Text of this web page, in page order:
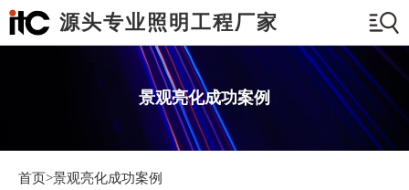
源头专业照明工程厂家
景观亮化成功案例
首页>景观亮化成功案例